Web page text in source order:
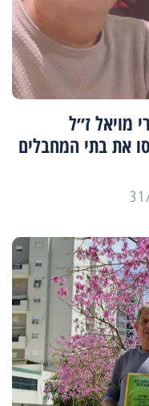
מויאל ז״ל
את בתי המחבלים